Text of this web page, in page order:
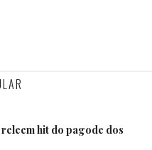
hit do pagode dos